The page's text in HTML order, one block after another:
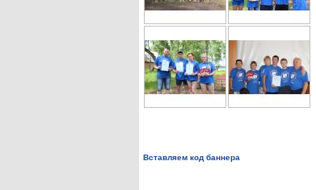
Вставляем код баннера